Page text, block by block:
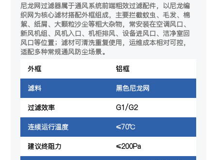
尼龙网过滤器属于通风系统前端粗效过滤配件，以尼龙编
织网为核心滤材搭配外框组成，主要拦截蚊虫、毛发、棉
絮、纸屑、大颗粒沙尘等粗大杂物，常安装在空调风口、
新风机组、风机入口、机柜排风、设备进风口、洁净室回
风口等位置；滤材可清洗重复使用，运维成本相对可控，
适配多种常规通风防尘场景。
外框
铝框
滤料
黑色尼龙网
过滤效率
G1/G2
连续运行温度
≤70℃
建议终阻力
≤200Pa